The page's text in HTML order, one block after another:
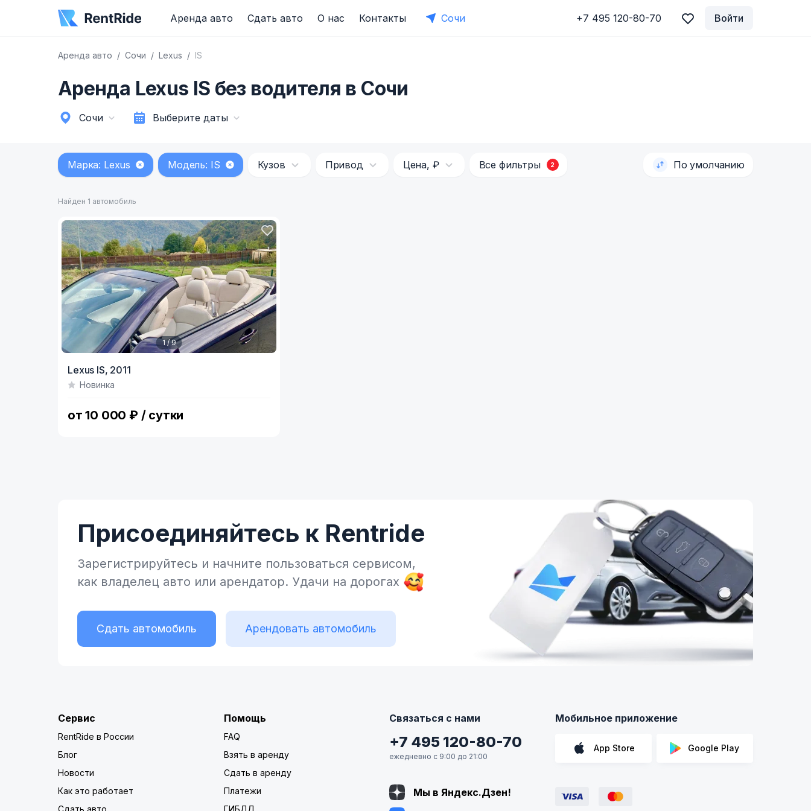
Аренда авто Сдать авто О нас Контакты Сочи +7 495 120-80-70 Войти
Аренда авто Сочи Lexus IS
Аренда Lexus IS без водителя в Сочи
Сочи Выберите даты
Марка: Lexus Модель: IS Кузов Привод Цена, ₽ Все фильтры 2 По умолчанию
Найден 1 автомобиль
of
1 / 9
Lexus IS, 2011
Новинка
от 10 000 ₽ / сутки
Присоединяйтесь к Rentride
Зарегистрируйтесь и начните пользоваться сервисом,
как владелец авто или арендатор. Удачи на дорогах
Сдать автомобиль Арендовать автомобиль
Сервис
RentRide в России
Блог
Новости
Как это работает
Сдать авто
Помощь
FAQ
Взять в аренду
Сдать в аренду
Платежи
ГИБДД
Связаться с нами
+7 495 120-80-70
ежедневно с 9:00 до 21:00
Мы в Яндекс.Дзен!
Мобильное приложение
App Store Google Play